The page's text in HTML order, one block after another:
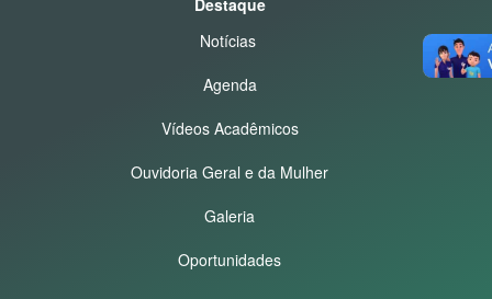
Notícias
Agenda
Vídeos Acadêmicos
Ouvidoria Geral e da Mulher
Galeria
Oportunidades